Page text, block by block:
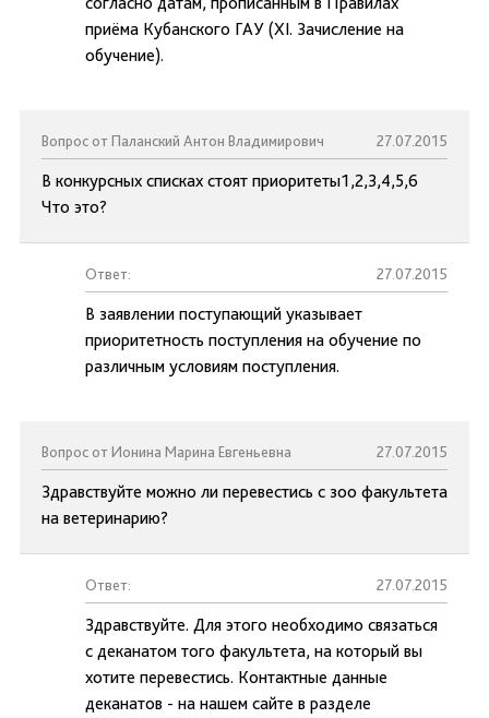
приёма Кубанского ГАУ (XI. Зачисление на
обучение).
Вопрос от Паланский Антон Владимирович 27.07.2015
В конкурсных списках стоят приоритеты1,2,3,4,5,6
Что это?
Ответ: 27.07.2015
В заявлении поступающий указывает
приоритетность поступления на обучение по
различным условиям поступления.
Вопрос от Ионина Марина Евгеньевна 27.07.2015
Здравствуйте можно ли перевестись с зоо факультета
на ветеринарию?
Ответ: 27.07.2015
Здравствуйте. Для этого необходимо связаться
с деканатом того факультета, на который вы
хотите перевестись. Контактные данные
деканатов - на нашем сайте в разделе